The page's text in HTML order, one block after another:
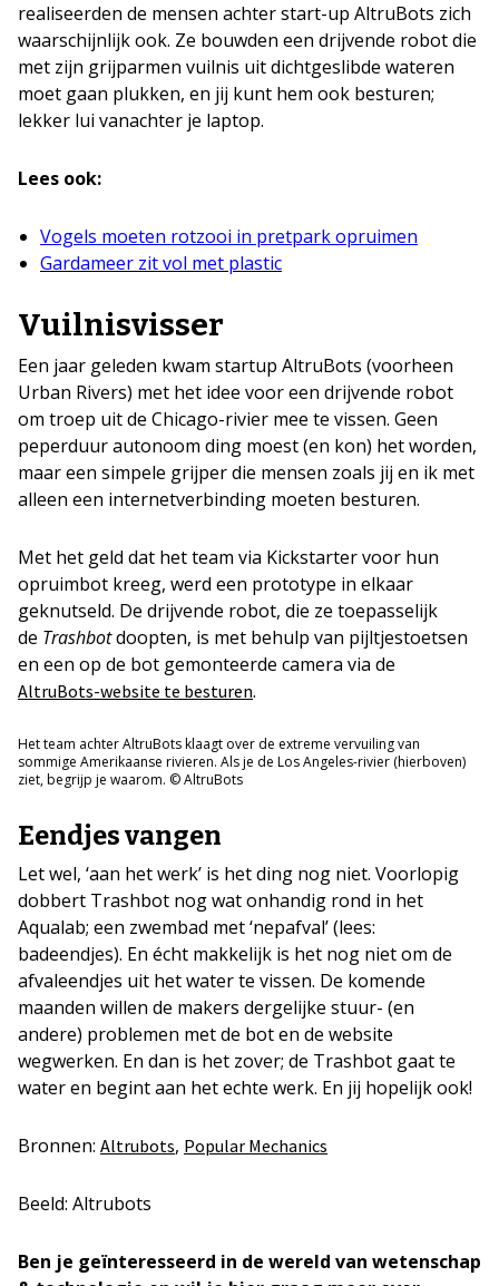
realiseerden de mensen achter start-up AltruBots zich
waarschijnlijk ook. Ze bouwden een drijvende robot die
met zijn grijparmen vuilnis uit dichtgeslibde wateren
moet gaan plukken, en jij kunt hem ook besturen;
lekker lui vanachter je laptop.
Lees ook:
Vogels moeten rotzooi in pretpark opruimen
Gardameer zit vol met plastic
Vuilnisvisser
Een jaar geleden kwam startup AltruBots (voorheen
Urban Rivers) met het idee voor een drijvende robot
om troep uit de Chicago-rivier mee te vissen. Geen
peperduur autonoom ding moest (en kon) het worden,
maar een simpele grijper die mensen zoals jij en ik met
alleen een internetverbinding moeten besturen.
Met het geld dat het team via Kickstarter voor hun
opruimbot kreeg, werd een prototype in elkaar
geknutseld. De drijvende robot, die ze toepasselijk
de Trashbotdoopten, is met behulp van pijltjestoetsen
en een op de bot gemonteerde camera via de
AltruBots-website te besturen.
Het team achter AltruBots klaagt over de extreme vervuiling van
sommige Amerikaanse rivieren. Als je de Los Angeles-rivier (hierboven)
ziet, begrijp je waarom. © AltruBots
Eendjes vangen
Let wel, ‘aan het werk’ is het ding nog niet. Voorlopig
dobbert Trashbot nog wat onhandig rond in het
Aqualab; een zwembad met ‘nepafval’ (lees:
badeendjes). En écht makkelijk is het nog niet om de
afvaleendjes uit het water te vissen. De komende
maanden willen de makers dergelijke stuur- (en
andere) problemen met de bot en de website
wegwerken. En dan is het zover; de Trashbot gaat te
water en begint aan het echte werk. En jij hopelijk ook!
Bronnen: Altrubots, Popular Mechanics
Beeld: Altrubots
Ben je geïnteresseerd in de wereld van wetenschap